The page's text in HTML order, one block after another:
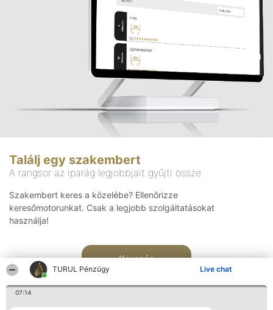
TURUL Pénzügy Live chat
07:14
Találj egy szakembert
A rangsor az iparág legjobbjait gyűjti össze
Szakembert keres a közelébe? Ellenőrizze
keresőmotorunkat. Csak a legjobb szolgáltatásokat
használja!
Keresés